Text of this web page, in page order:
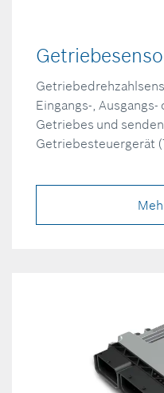
Eingangs-,
Getriebes und
Getriebesteuergerät